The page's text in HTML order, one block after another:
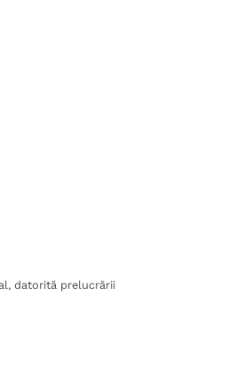
datorită prelucrării